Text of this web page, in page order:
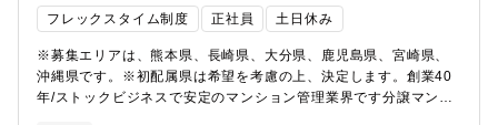
フレックスタイム制度 正社員 土日休み
※募集エリアは、熊本県、長崎県、大分県、鹿児島県、宮崎県、
沖縄県です。※初配属県は希望を考慮の上、決定します。創業40
年/ストックビジネスで安定のマンション管理業界です分譲マンシ